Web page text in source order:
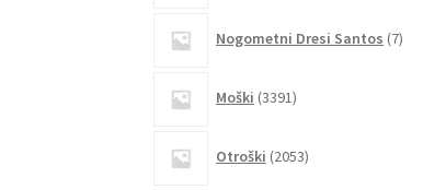
Nogometni Dresi Santos 7izdelkov
Moški 3391izdelkov
Otroški 2053izdelkov